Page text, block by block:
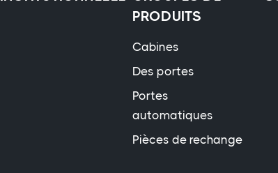
PRODUITS
Cabines
Des portes
Portes
automatiques
Pièces de rechange